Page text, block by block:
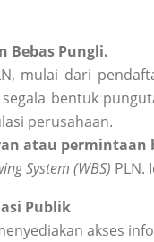
Bebas Pungli.
mulai dari
bentuk
perusahaan.
atau permintaan
System (WBS) PLN.
Publik
akses